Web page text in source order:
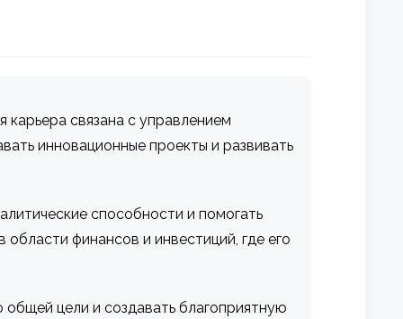
связана с управлением
инновационные проекты и развивать
способности и помогать
финансов и инвестиций, где его
цели и создавать благоприятную